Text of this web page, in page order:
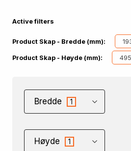
Active filters
Product Skap - Bredde (mm):
Product Skap - Høyde (mm): 495
Bredde 1
Høyde 1